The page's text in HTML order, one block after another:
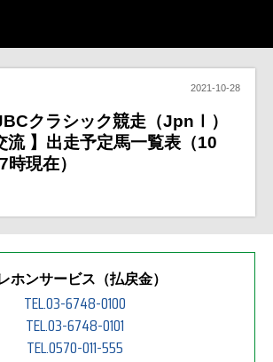
2021-10-28
クラシック競走（JpnⅠ）
流 】出走予定馬一覧表（10
時現在）
ホンサービス（払戻金）
TEL.03-6748-0100
TEL.03-6748-0101
TEL.0570-011-555